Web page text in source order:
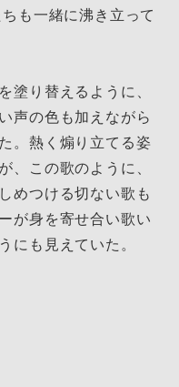
も一緒に沸き立って
塗り替えるように、
声の色も加えながら
。熱く煽り立てる姿
、この歌のように、
めつける切ない歌も
が身を寄せ合い歌い
にも見えていた。